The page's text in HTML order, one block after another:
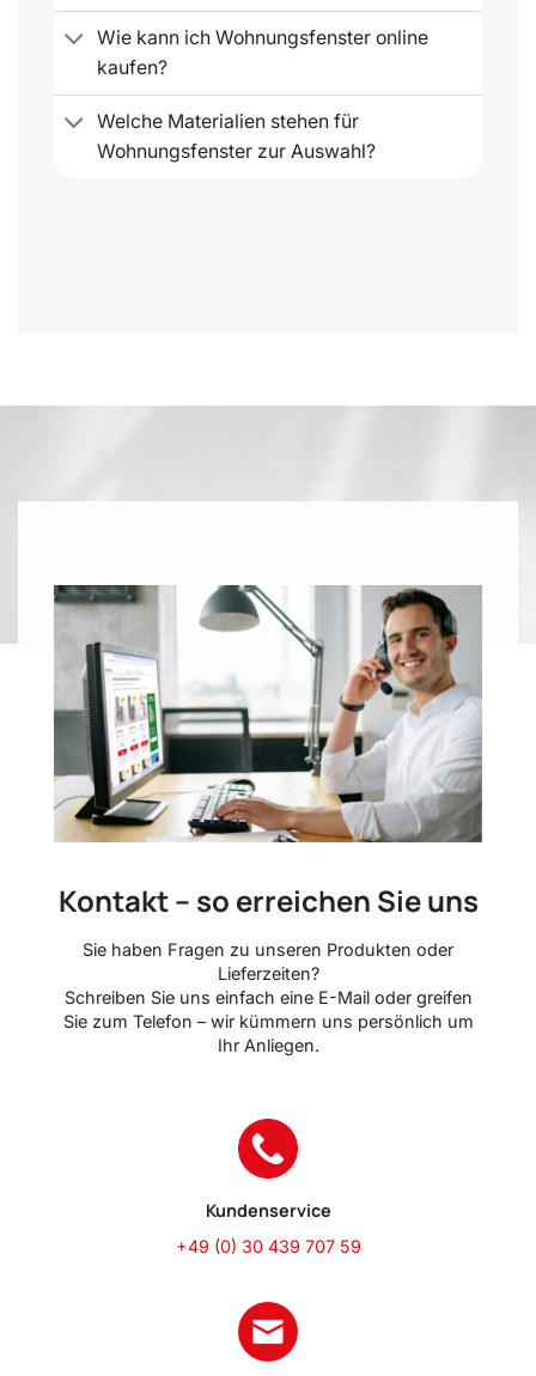
Wie kann ich Wohnungsfenster online
kaufen?
Welche Materialien stehen für
Wohnungsfenster zur Auswahl?
Kontakt – so erreichen Sie uns
Sie haben Fragen zu unseren Produkten oder
Lieferzeiten?
Schreiben Sie uns einfach eine E-Mail oder greifen
Sie zum Telefon – wir kümmern uns persönlich um
Ihr Anliegen.
Kundenservice
+49 (0) 30 439 707 59